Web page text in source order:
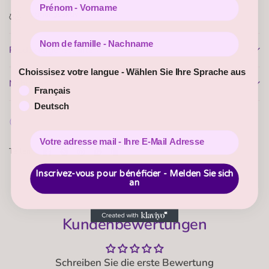
atmungsaktiv
Produkteigenschaften
Nähideen
Teilen:
Kundenbewertungen
Schreiben Sie die erste Bewertung
Nom de famille - Nachname
Choissisez votre langue - Wählen Sie Ihre Sprache aus
Français
Deutsch
Inscrivez-vous pour bénéficier - Melden Sie sich
an